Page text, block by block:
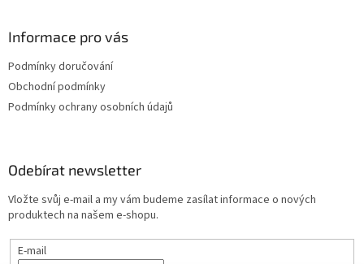
Informace pro vás
Podmínky doručování
Obchodní podmínky
Podmínky ochrany osobních údajů
Odebírat newsletter
Vložte svůj e-mail a my vám budeme zasílat informace o nových
produktech na našem e-shopu.
E-mail